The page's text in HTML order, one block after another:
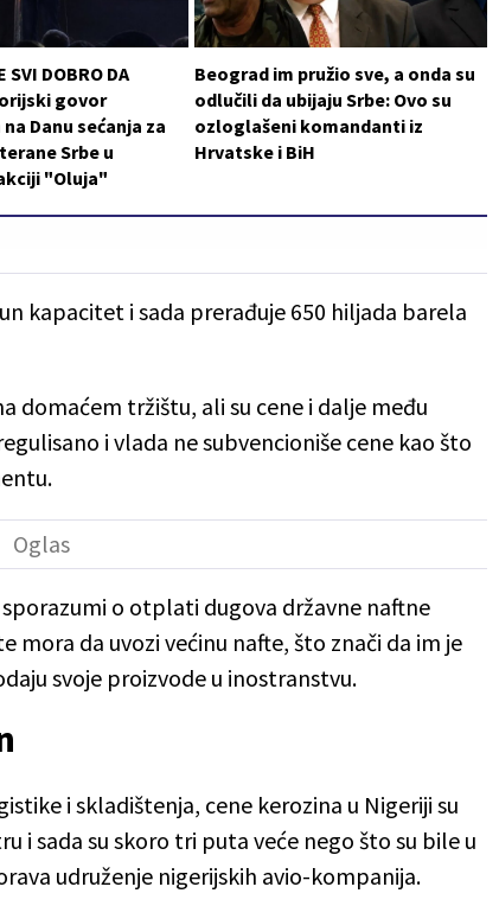
SVI DOBRO DA
govor
Danu sećanja za
Srbe u
"Oluja"
Beograd im pružio sve, a onda su
odlučili da ubijaju Srbe: Ovo su
ozloglašeni komandanti iz
Hrvatske i BiH
kapacitet i sada prerađuje 650 hiljada barela
domaćem tržištu, ali su cene i dalje među
i vlada ne subvencioniše cene kao što
o otplati dugova državne naftne
mora da uvozi većinu nafte, što znači da im je
svoje proizvode u inostranstvu.
i skladištenja, cene kerozina u Nigeriji su
i sada su skoro tri puta veće nego što su bile u
udruženje nigerijskih avio-kompanija.